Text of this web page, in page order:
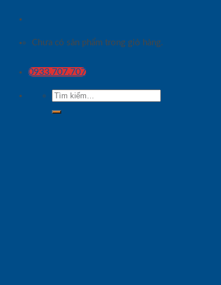
Chưa có sản phẩm trong giỏ hàng.
0933.707.707
Tìm
kiếm: